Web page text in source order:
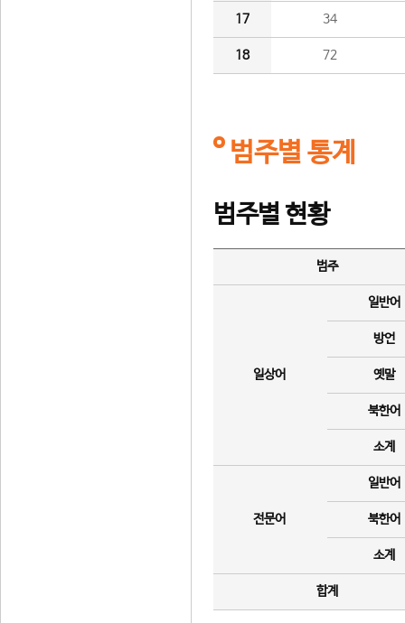
17 34
18 72
범주별 통계
범주별 현황
범주
일상어
일반어
방언
옛말
북한어
소계
전문어
일반어
북한어
소계
합계